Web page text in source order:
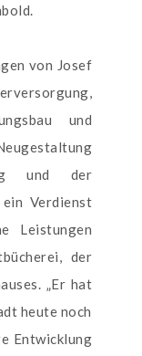
von Josef
und
und der
ein Verdienst
Leistungen
der
„Er hat
heute noch
Entwicklung